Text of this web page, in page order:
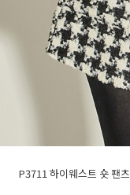
P3711 하이웨스트 숏 팬츠